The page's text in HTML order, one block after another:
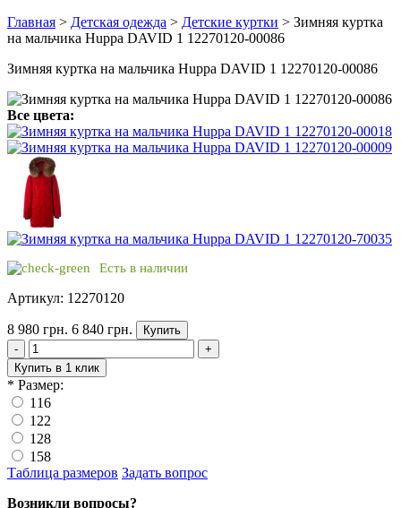
Главная > Детская одежда > Детские куртки > Зимняя куртка
на мальчика Huppa DAVID 1 12270120-00086
Зимняя куртка на мальчика Huppa DAVID 1 12270120-00086
Все цвета:
Есть в наличии
Артикул: 12270120
8 980 грн. 6 840 грн.
Купить
-
+
Купить в 1 клик
* Размер:
116
122
128
158
Таблица размеров Задать вопрос
Возникли вопросы?